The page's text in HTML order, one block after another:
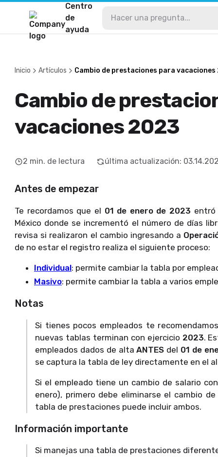
Centro
de
ayuda
Inicio Artículos Cambio de prestaciones para vacaciones
Cambio de
vacaciones 2023
2 min. de lectura última actualización:
Antes de empezar
Te recordamos que el 01 de enero de 2023 entró
México donde se incrementó el número de días
revisa si realizaron el cambio ingresando a
de no estar el registro realiza el siguiente proceso:
Individual: permite cambiar la tabla por
Masivo: permite cambiar la tabla a varios
Notas
Si tienes pocos empleados te
nuevas tablas terminan con ejercicio 2023.
empleados dados de altaANTES del 01 de
se captura la tabla de ley directamente en el
Si el empleado tiene un cambio de salario
enero), primero debe eliminarse el cambio
tabla de prestaciones puede incluir ambos.
Información importante
Si manejas una tabla de prestaciones